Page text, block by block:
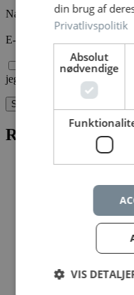
Navn
E-mail
Gem mit navn, mail og
jeg kommenterer.
Relaterede varer
Sticks
kr.
din brug af
Privatlivspolitik
Absolut
nødvendige
VIS